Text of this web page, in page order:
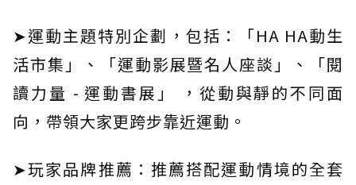
➤運動主題特別企劃，包括：「HA HA動生
活市集」、「運動影展暨名人座談」、「閱
讀力量 - 運動書展」 ，從動與靜的不同面
向，帶領大家更跨步靠近運動。
➤玩家品牌推薦：推薦搭配運動情境的全套